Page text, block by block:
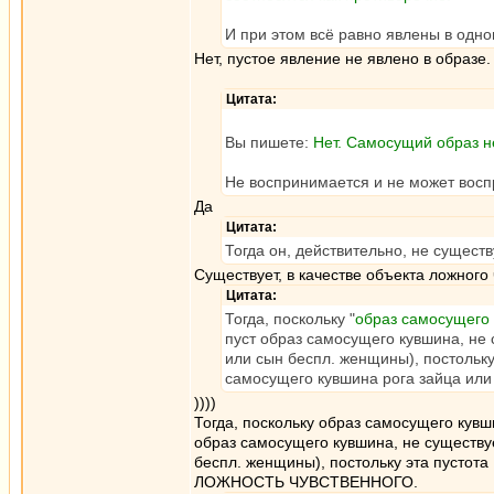
И при этом всё равно явлены в
Нет, пустое явление не явлено в образе.
Цитата:
Вы пишете: Нет. Самосущий образ
Не воспринимается и не может
Да
Цитата:
Тогда он, действительно, не
Существует, в качестве объекта ложного
Цитата:
Тогда, поскольку "образ
пуст образ самосущего кувшина,
или сын беспл. женщины), постольку
самосущего кувшина рога зайца
))))
Тогда, поскольку образ самосущего
образ самосущего кувшина, не
беспл. женщины), постольку эта
ЛОЖНОСТЬ ЧУВСТВЕННОГО.